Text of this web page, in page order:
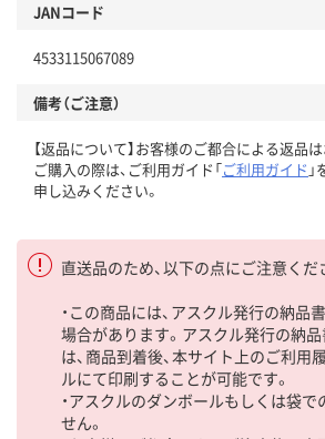
JANコード
4533115067089
備考（ご注意）
【返品について】お客様のご都合による返品
ご購入の際は、ご利用ガイド「ご利用ガイド
申し込みください。
直送品のため、以下の点にご注意くだ
・この商品には、アスクル発行の納品
場合があります。アスクル発行の納
は、商品到着後、本サイト上のご利用
ルにて印刷することが可能です。
・アスクルのダンボールもしくは袋
せん。